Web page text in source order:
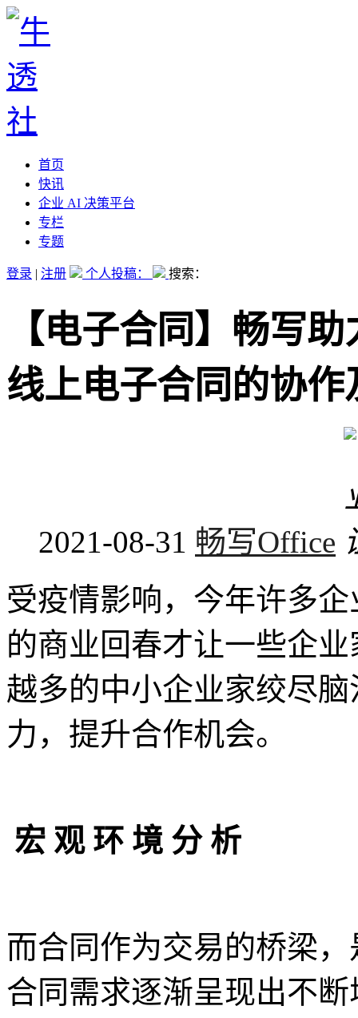
首页
快讯
企业 AI 决策平台
专栏
专题
登录 | 注册 个人投稿： 搜索：
【电子合同】畅写
线上电子合同的协作
2021-08-31 畅写Office
受疫情影响，今年许多
的商业回春才让一些企
越多的中小企业家绞尽
力，提升合作机会。
宏 观 环 境 分 析
而合同作为交易的桥梁
合同需求逐渐呈现出不